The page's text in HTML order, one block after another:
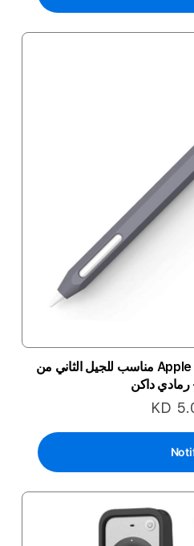
غطاء حماية لأقلام Apple Pencil مناسب للجيل الثاني من
رمادي داكن
KD